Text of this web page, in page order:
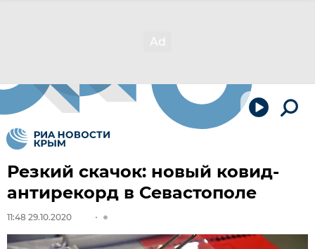
Резкий скачок: новый ковид-
антирекорд в Севастополе
11:48 29.10.2020